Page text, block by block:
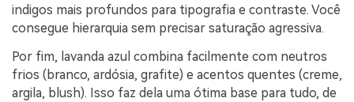
indigos mais profundos para tipografia e contraste. Você
consegue hierarquia sem precisar saturação agressiva.
Por fim, lavanda azul combina facilmente com neutros
frios (branco, ardósia, grafite) e acentos quentes (creme,
argila, blush). Isso faz dela uma ótima base para tudo, de